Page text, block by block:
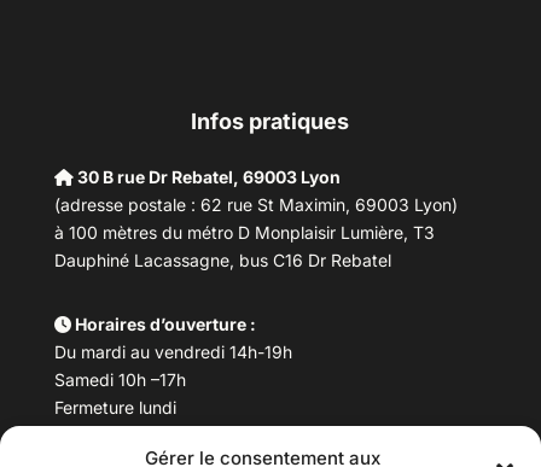
Gérer le consentement aux
Infos pratiques
30 B rue Dr Rebatel, 69003 Lyon
(adresse postale : 62 rue St Maximin, 69003 Lyon)
à 100 mètres du métro D Monplaisir Lumière, T3
Dauphiné Lacassagne, bus C16 Dr Rebatel
Horaires d’ouverture :
Du mardi au vendredi 14h-19h
Samedi 10h –17h
Fermeture lundi